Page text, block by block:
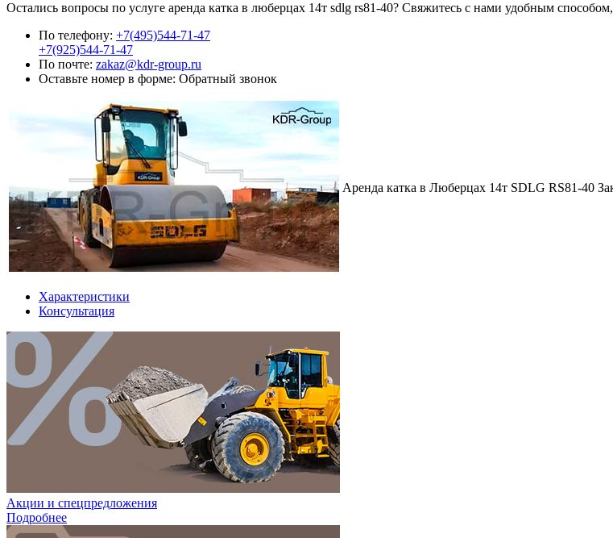
Остались вопросы по услуге аренда катка в люберцах 14т sdlg rs81-40? Свяжитесь с нами удобным
По телефону: +7(495)544-71-47
+7(925)544-71-47
По почте: zakaz@kdr-group.ru
Оставьте номер в форме: Обратный звонок
Аренда катка в Люберцах 14т SDLG RS81-40
Характеристики
Консультация
Акции и спецпредложения
Подробнее